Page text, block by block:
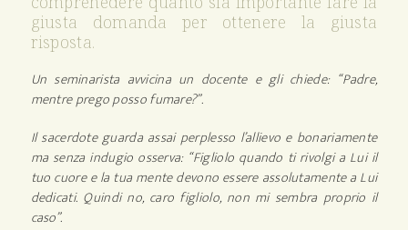
giusta domanda per ottenere la giusta
risposta.
Un seminarista avvicina un docente e gli chiede: “Padre,
mentre prego posso fumare?”.
Il sacerdote guarda assai perplesso l’allievo e bonariamente
ma senza indugio osserva: “Figliolo quando ti rivolgi a Lui il
tuo cuore e la tua mente devono essere assolutamente a Lui
dedicati. Quindi no, caro figliolo, non mi sembra proprio il
caso”.